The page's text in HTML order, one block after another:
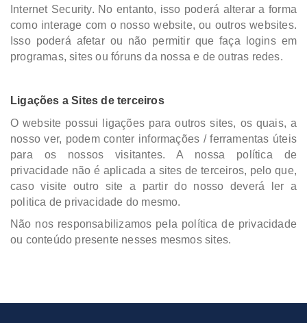
Internet Security. No entanto, isso poderá alterar a forma
como interage com o nosso website, ou outros websites.
Isso poderá afetar ou não permitir que faça logins em
programas, sites ou fóruns da nossa e de outras redes.
Ligações a Sites de terceiros
O website possui ligações para outros sites, os quais, a
nosso ver, podem conter informações / ferramentas úteis
para os nossos visitantes. A nossa política de
privacidade não é aplicada a sites de terceiros, pelo que,
caso visite outro site a partir do nosso deverá ler a
politica de privacidade do mesmo.
Não nos responsabilizamos pela política de privacidade
ou conteúdo presente nesses mesmos sites.